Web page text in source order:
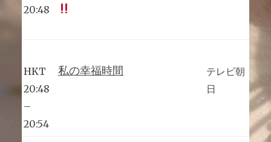
20:48
HKT
20:48
–
20:54
私の幸福時間
テレビ朝
日